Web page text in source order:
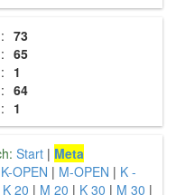
73
65
1
64
1
Start | Meta
K-OPEN | M-OPEN | K -
K 20 | M 20 | K 30 | M 30 |